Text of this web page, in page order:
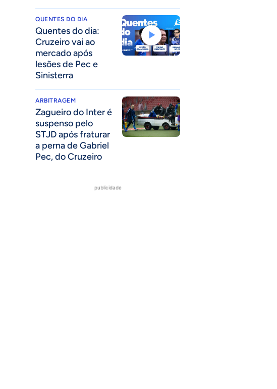
QUENTES DO DIA
Quentes do dia:
Cruzeiro vai ao
mercado após
lesões de Pec e
Sinisterra
ARBITRAGEM
Zagueiro do Inter é
suspenso pelo
STJD após fraturar
a perna de Gabriel
Pec, do Cruzeiro
publicidade